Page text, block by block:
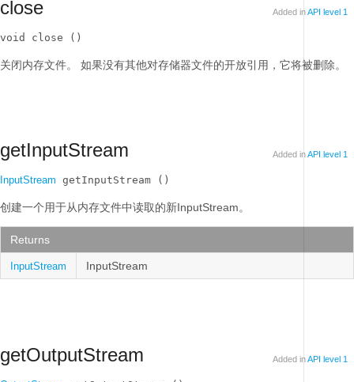
close Added inAPI level 1
void close ()
关闭内存文件。 如果没有其他对存储器文件的开放引用，它将被删除。
getInputStream Added inAPI level 1
InputStream getInputStream ()
创建一个用于从内存文件中读取的新InputStream。
Returns
InputStream InputStream
getOutputStream Added inAPI level 1